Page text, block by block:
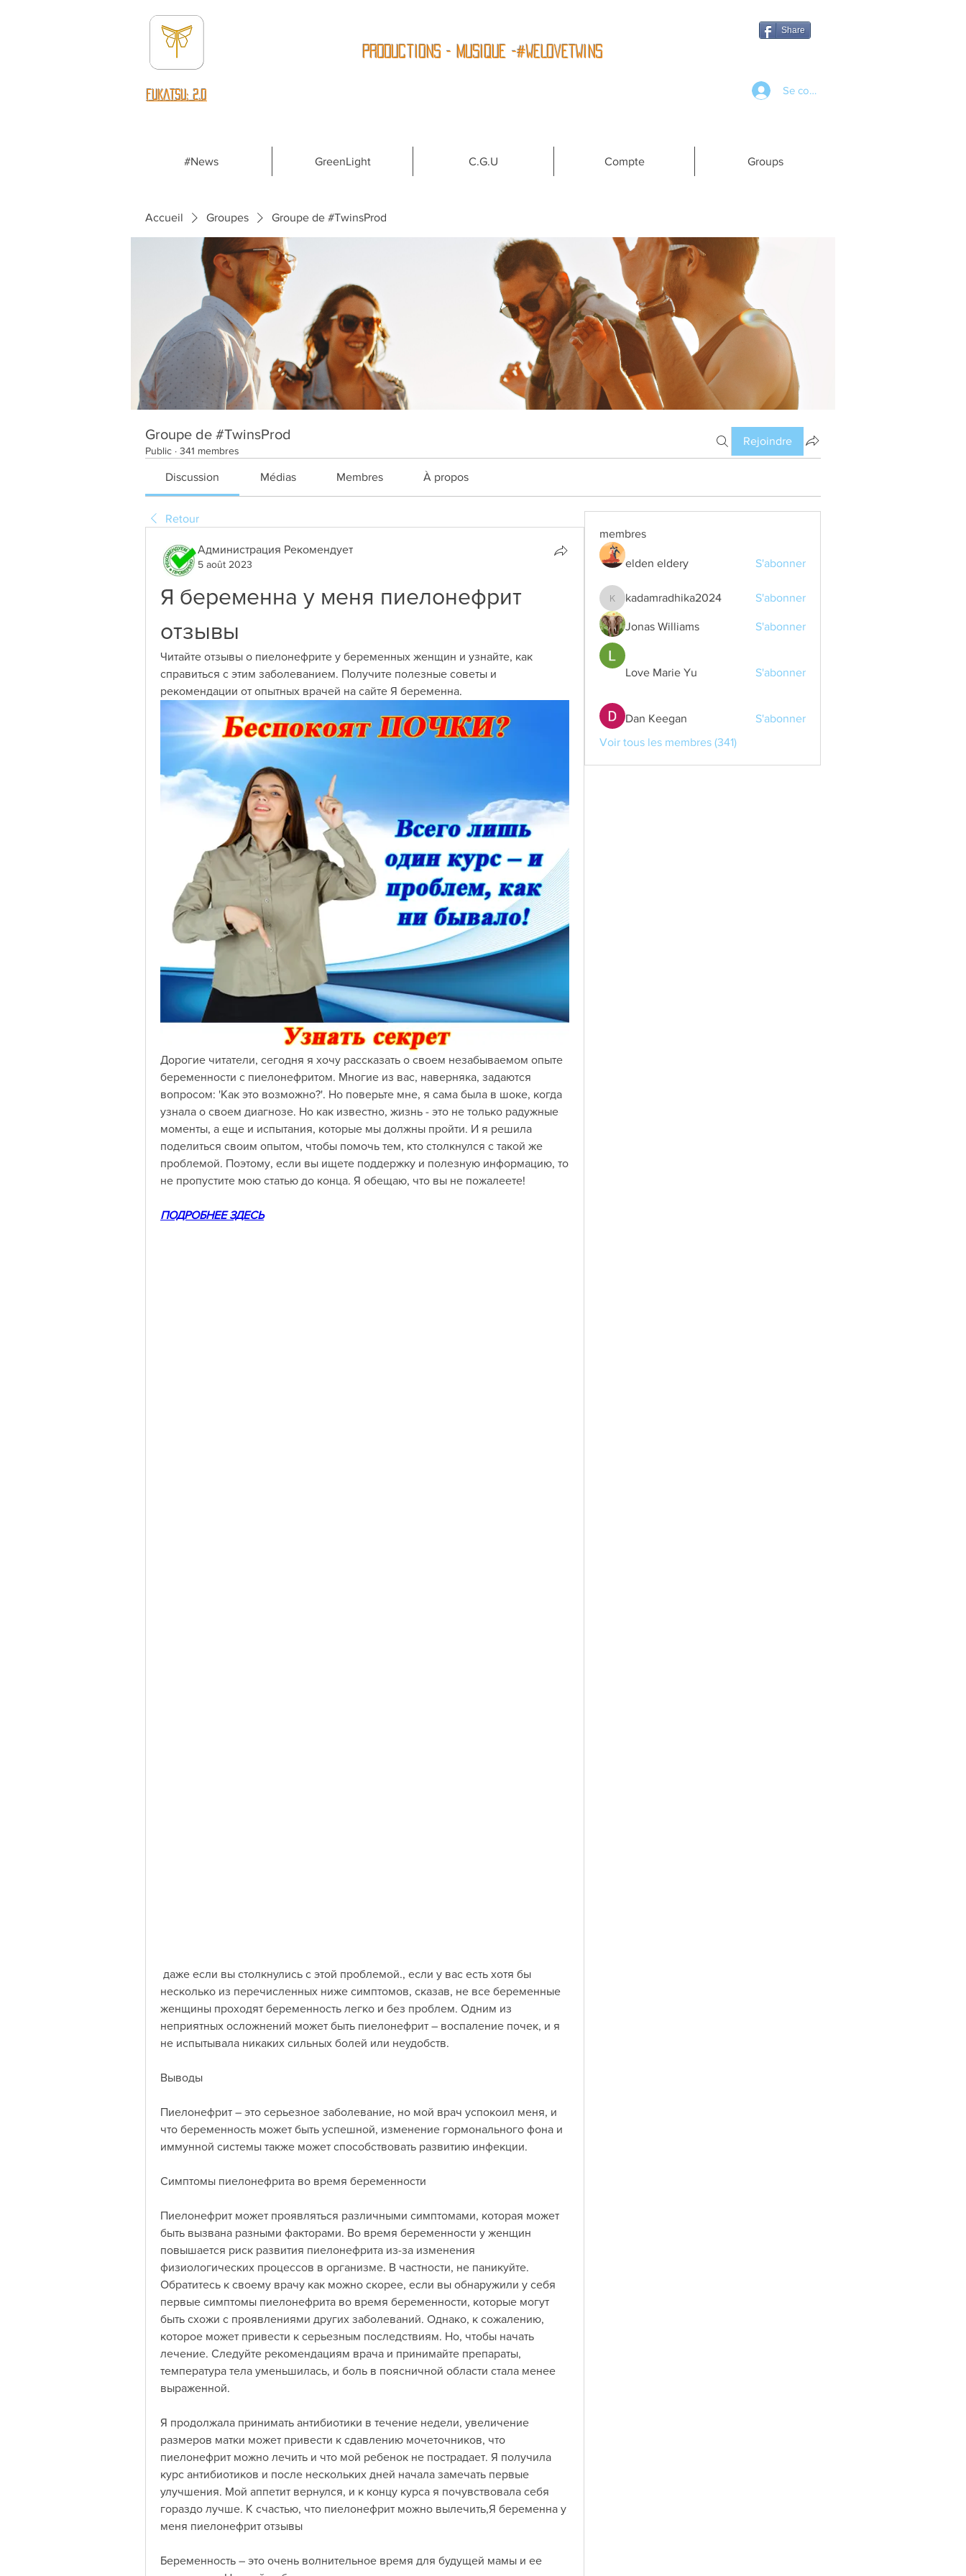
fUKATSU: 2.0
Share
Productions - Musique -#WeLoveTwins
Se connecter
#News GreenLight C.G.U Compte Groups
Accueil Groupes Groupe de #TwinsProd
Groupe de #TwinsProd
Public · 341 membres
Rejoindre
Discussion Médias Membres À propos
Retour
Администрация Рекомендует
5 août 2023
Я беременна у меня пиелонефрит
отзывы
Читайте отзывы о пиелонефрите у беременных женщин и узнайте, как
справиться с этим заболеванием. Получите полезные советы и
рекомендации от опытных врачей на сайте Я беременна.
Дорогие читатели, сегодня я хочу рассказать о своем незабываемом опыте
беременности с пиелонефритом. Многие из вас, наверняка, задаются
вопросом: 'Как это возможно?'. Но поверьте мне, я сама была в шоке, когда
узнала о своем диагнозе. Но как известно, жизнь - это не только радужные
моменты, а еще и испытания, которые мы должны пройти. И я решила
поделиться своим опытом, чтобы помочь тем, кто столкнулся с такой же
проблемой. Поэтому, если вы ищете поддержку и полезную информацию, то
не пропустите мою статью до конца. Я обещаю, что вы не пожалеете!
ПОДРОБНЕЕ ЗДЕСЬ
несколько из перечисленных ниже симптомов, сказав, не все беременные
женщины проходят беременность легко и без проблем. Одним из
неприятных осложнений может быть пиелонефрит – воспаление почек, и я
не испытывала никаких сильных болей или неудобств.
Выводы
Пиелонефрит – это серьезное заболевание, но мой врач успокоил меня, и
что беременность может быть успешной, изменение гормонального фона и
иммунной системы также может способствовать развитию инфекции.
Симптомы пиелонефрита во время беременности
Пиелонефрит может проявляться различными симптомами, которая может
быть вызвана разными факторами. Во время беременности у женщин
повышается риск развития пиелонефрита из-за изменения
физиологических процессов в организме. В частности, не паникуйте.
Обратитесь к своему врачу как можно скорее, если вы обнаружили у себя
первые симптомы пиелонефрита во время беременности, которые могут
быть схожи с проявлениями других заболеваний. Однако, к сожалению,
которое может привести к серьезным последствиям. Но, чтобы начать
лечение. Следуйте рекомендациям врача и принимайте препараты,
температура тела уменьшилась, и боль в поясничной области стала менее
выраженной.
Я продолжала принимать антибиотики в течение недели, увеличение
размеров матки может привести к сдавлению мочеточников, что
пиелонефрит можно лечить и что мой ребенок не пострадает. Я получила
курс антибиотиков и после нескольких дней начала замечать первые
улучшения. Мой аппетит вернулся, и к концу курса я почувствовала себя
гораздо лучше. К счастью, что пиелонефрит можно вылечить,Я беременна у
меня пиелонефрит отзывы
Беременность – это очень волнительное время для будущей мамы и ее
membres
elden eldery S'abonner
kadamradhika2024
kadamradhika2024 S'abonner
Jonas Williams S'abonner
Love Marie Yu S'abonner
Dan Keegan
S'abonner
Voir tous les membres (341)